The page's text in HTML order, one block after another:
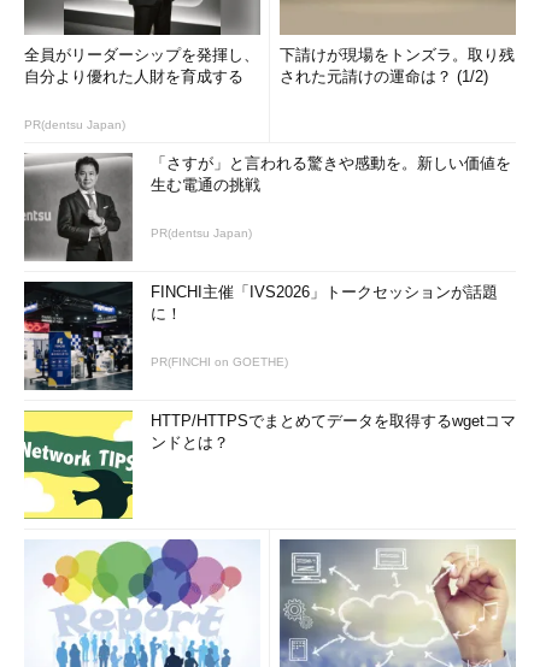
全員がリーダーシップを発揮し、
自分より優れた人財を育成する
PR(dentsu Japan)
下請けが現場をトンズラ。取り残
された元請けの運命は？ (1/2)
「さすが」と言われる驚きや感動を。新しい価値を
生む電通の挑戦
PR(dentsu Japan)
FINCHI主催「IVS2026」トークセッションが話題
に！
PR(FINCHI on GOETHE)
HTTP/HTTPSでまとめてデータを取得するwgetコマ
ンドとは？